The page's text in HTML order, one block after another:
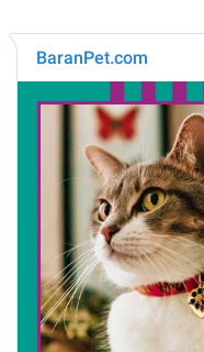
BaranPet.com